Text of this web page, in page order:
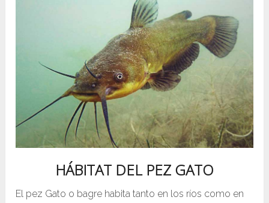
HÁBITAT DEL PEZ GATO
El pez Gato o bagre habita tanto en los ríos como en